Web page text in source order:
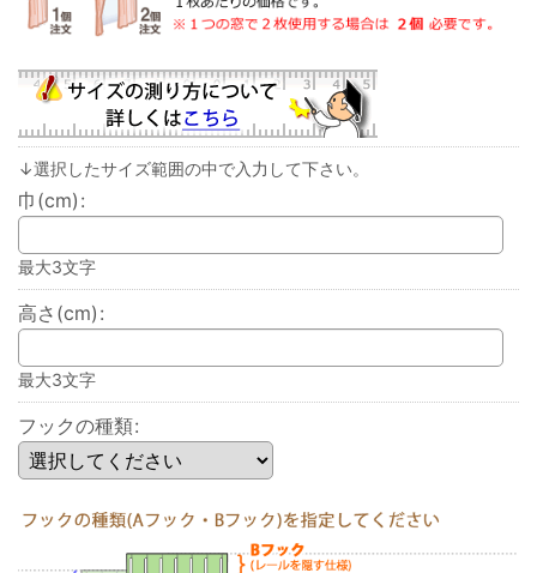
↓選択したサイズ範囲の中で入力して下さい。
巾(cm) :
最大3文字
高さ(cm) :
最大3文字
フックの種類: